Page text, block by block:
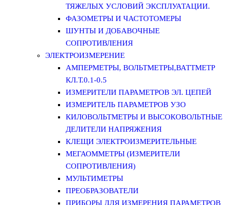
ТЯЖЕЛЫХ УСЛОВИЙ ЭКСПЛУАТАЦИИ.
ФАЗОМЕТРЫ И ЧАСТОТОМЕРЫ
ШУНТЫ И ДОБАВОЧНЫЕ
СОПРОТИВЛЕНИЯ
ЭЛЕКТРОИЗМЕРЕНИЕ
АМПЕРМЕТРЫ, ВОЛЬТМЕТРЫ,ВАТТМЕТР
КЛ.Т.0.1-0.5
ИЗМЕРИТЕЛИ ПАРАМЕТРОВ ЭЛ. ЦЕПЕЙ
ИЗМЕРИТЕЛЬ ПАРАМЕТРОВ УЗО
КИЛОВОЛЬТМЕТРЫ И ВЫСОКОВОЛЬТНЫЕ
ДЕЛИТЕЛИ НАПРЯЖЕНИЯ
КЛЕЩИ ЭЛЕКТРОИЗМЕРИТЕЛЬНЫЕ
МЕГАОММЕТРЫ (ИЗМЕРИТЕЛИ
СОПРОТИВЛЕНИЯ)
МУЛЬТИМЕТРЫ
ПРЕОБРАЗОВАТЕЛИ
ПРИБОРЫ ДЛЯ ИЗМЕРЕНИЯ ПАРАМЕТРОВ